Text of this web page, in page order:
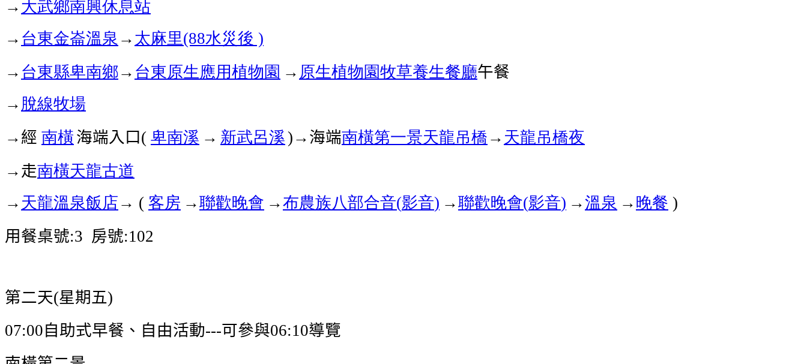
→大武鄉南興休息站
→台東金崙溫泉→太麻里(88水災後 )
→台東縣卑南鄉→台東原生應用植物園 → 原生植物園牧草養生餐廳午餐
→脫線牧場
→經 南橫海端入口( 卑南溪 → 新武呂溪) →海端南橫第一景天龍吊橋→天龍吊橋夜
→走南橫天龍古道
→天龍溫泉飯店→ ( 客房 →聯歡晚會 →布農族八部合音(影音) →聯歡晚會(影音) →溫泉 →晚餐 )
用餐桌號:3 房號:102
第二天(星期五)
07:00自助式早餐、自由活動---可參與06:10導覽